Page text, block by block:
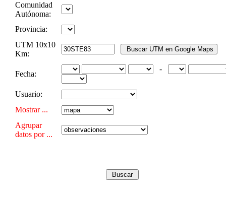
Comunidad
Autónoma:
Provincia:
UTM 10x10
Km:
Fecha:
-
Usuario:
Mostrar ...
Agrupar
datos por ...